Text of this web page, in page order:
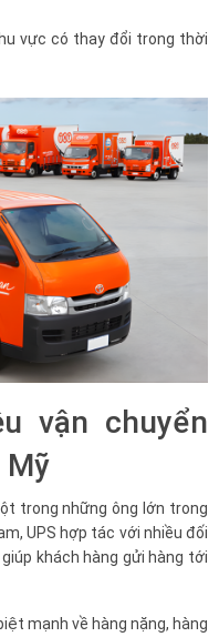
vực có thay đổi trong thời
vận chuyển
Mỹ
trong những ông lớn trong
UPS hợp tác với nhiều đối
khách hàng gửi hàng tới
mạnh về hàng nặng, hàng